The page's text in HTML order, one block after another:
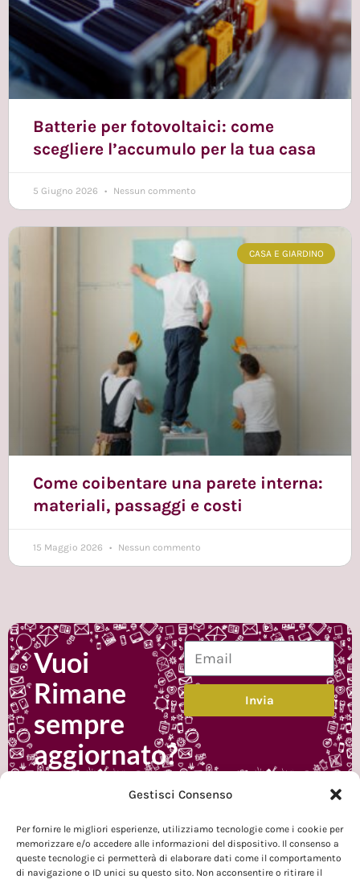
Gestisci Consenso
Per fornire le migliori esperienze, utilizziamo tecnologie come i cookie per
memorizzare e/o accedere alle informazioni del dispositivo. Il consenso a
queste tecnologie ci permetterà di elaborare dati come il comportamento
di navigazione o ID unici su questo sito. Non acconsentire o ritirare il
Batterie per fotovoltaici: come
scegliere l’accumulo per la tua casa
5 Giugno 2026 Nessun commento
CASA E GIARDINO
Come coibentare una parete interna:
materiali, passaggi e costi
15 Maggio 2026 Nessun commento
Vuoi
Rimane
sempre
aggiornato?
Invia